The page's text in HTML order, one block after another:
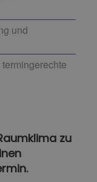
und
zu